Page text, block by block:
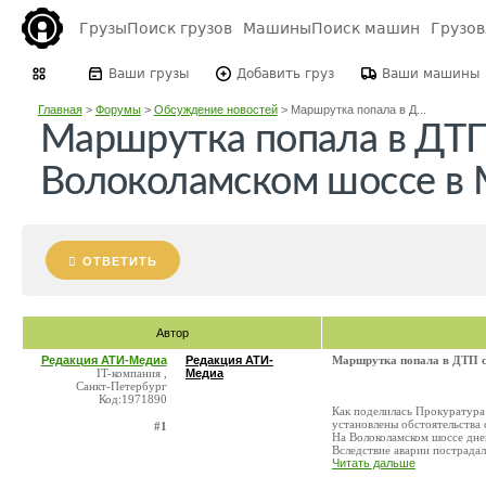
ГрузыПоиск грузов МашиныПоиск машин
Ваши грузы Добавить груз Ваши машины
Главная> Форумы> Обсуждение новостей> Маршрутка попала в Д...
Маршрутка попала в
Волоколамском шоссе в
ОТВЕТИТЬ
Автор
Редакция АТИ-Медиа
IT-компания ,
Санкт-Петербург
Код:1971890
#1
Редакция АТИ-
Медиа
Маршрутка попала в ДТП
Как поделилась
установлены
На Волоколамском шоссе
Вследствие аварии
Читать дальше